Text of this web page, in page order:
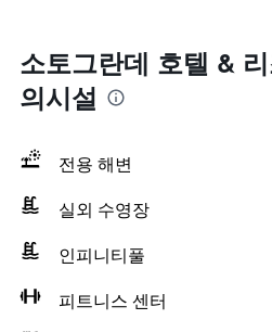
소토그란데 호텔 &
의시설
전용 해변
실외 수영장
인피니티풀
피트니스 센터